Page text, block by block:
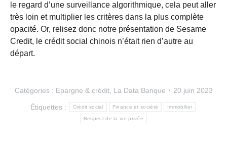
le regard d’une surveillance algorithmique, cela peut aller
très loin et multiplier les critères dans la plus complète
opacité. Or, relisez donc notre présentation de Sesame
Credit, le crédit social chinois n’était rien d’autre au
départ.
Catégories : Epargne & crédit, La Data Banque 20 juin 2023
Étiquettes : Crédit social Finance et société Immobilier
Respect de la vie privée